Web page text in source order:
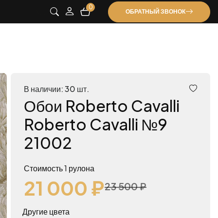
0
ОБРАТНЫЙ ЗВОНОК
В наличии: 30 шт.
Обои Roberto Cavalli
Roberto Cavalli №9
21002
Стоимость 1 рулона
21 000 ₽23 500 ₽
Другие цвета